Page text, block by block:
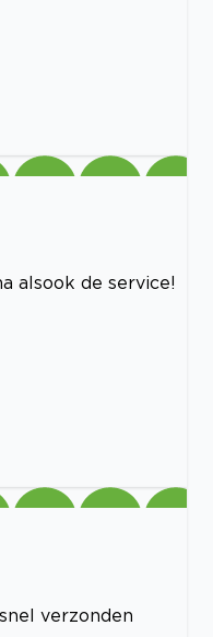
alsook de service!
verzonden